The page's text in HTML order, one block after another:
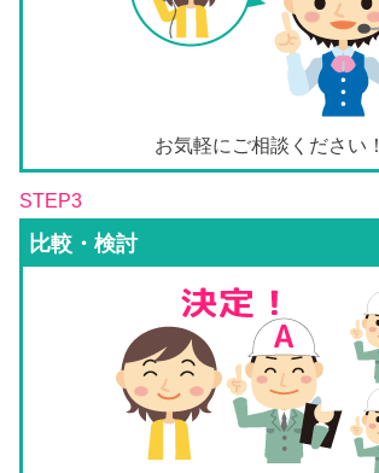
お気軽にご相談ください！
STEP3
比較・検討